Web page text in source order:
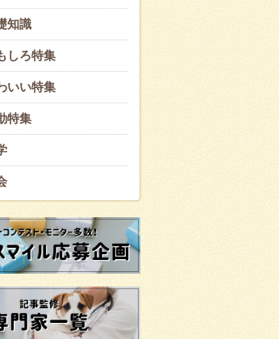
知識
しろ特集
いい特集
特集